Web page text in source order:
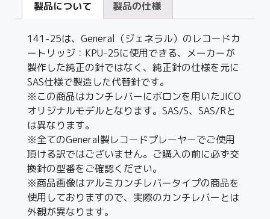
製品について 製品の仕様
141-25は、General（ジェネラル）のレコードカ
ートリッジ：KPU-25に使用できる、メーカーが
製作した純正の針ではなく、純正針の仕様を元に
SAS仕様で製造した代替針です。
※この商品はカンチレバーにボロンを用いたJICO
オリジナルモデルとなります。SAS/S、SAS/Rと
は異なります。
※全てのGeneral製レコードプレーヤーでご使用
頂ける訳ではございません。ご購入の前に必ず交
換針の型番をご確認ください。
※商品画像はアルミカンチレバータイプの商品を
使用しておりますので、実際のカンチレバーとは
外観が異なります。